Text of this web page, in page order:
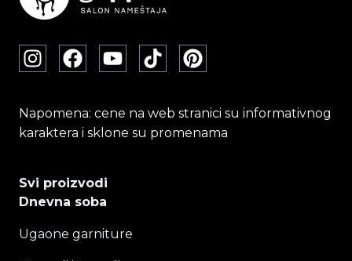
Napomena: cene na web stranici su informativnog
karaktera i sklone su promenama
Svi proizvodi
Dnevna soba
Ugaone garniture